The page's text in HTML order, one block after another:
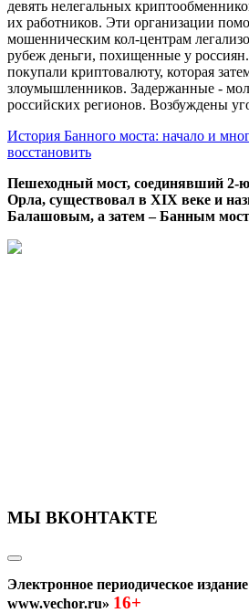
девять нелегальных
их работников. Эти организации
мошенническим кол-центрам
рубеж деньги, похищенные у
покупали криптовалюту, которая
злоумышленников. Задержанные -
российских регионов. Возбуждены
История Банного моста: начало и
восстановить
Пешеходный мост, соединявший 2-ю
Орла, существовал в XIX веке и
Балашовым, а затем – Банным
МЫ ВКОНТАКТЕ
Электронное периодическое
www.vechor.ru» 16+